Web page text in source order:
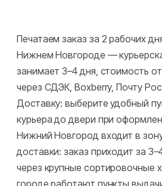
Печатаем заказ за 2 рабочих
Нижнем Новгороде —
занимает 3–4 дня, стоимость
через СДЭК, Boxberry, Почту
Доставку: выберите удобный
курьера до двери при
Нижний Новгород входит в
доставки: заказ приходит за
через крупные сортировочные
городе работают пункты